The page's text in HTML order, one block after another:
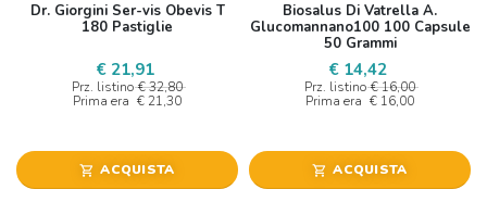
Dr. Giorgini Ser-vis Obevis T
180 Pastiglie
€ 21,91
Prz. listino € 32,80
Prima era € 21,30
shopping_cart ACQUISTA
Biosalus Di Vatrella A.
Glucomannano100 100 Capsule
50 Grammi
€ 14,42
Prz. listino € 16,00
Prima era € 16,00
shopping_cart ACQUISTA